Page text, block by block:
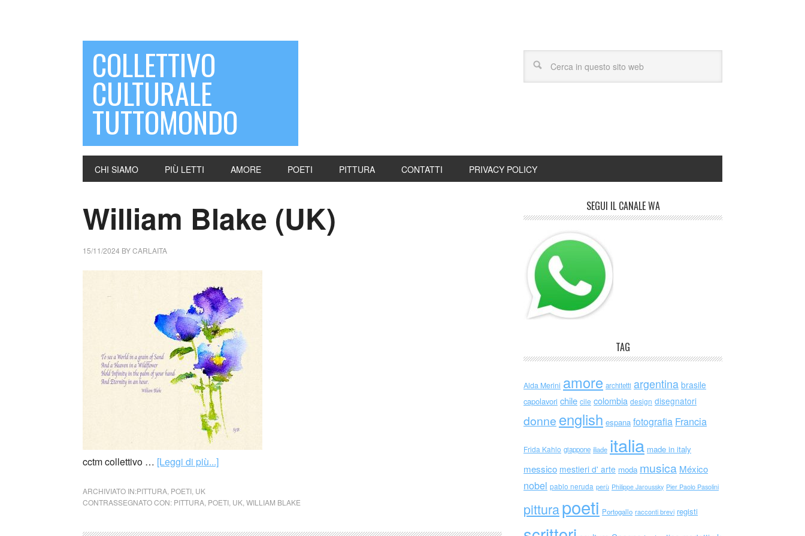
COLLETTIVO
CULTURALE
TUTTOMONDO
CHI SIAMO PIÙ LETTI AMORE POETI PITTURA CONTATTI PRIVACY POLICY
William Blake (UK)
15/11/2024 BYCARLAITA
cctm collettivo … [Leggi di più...]
ARCHIVIATO IN:PITTURA POETI UK
CONTRASSEGNATO CON: PITTURA POETI UK WILLIAM BLAKE
SEGUI IL CANALE WA
TAG
Alda Merini amore architetti argentina brasile
capolavori chile cile colombia design disegnatori
donne english espana fotografia Francia
Frida Kahlo giappone iliade italia made in italy
messico mestieri d' arte moda musica México
nobel pablo neruda perù Philippe Jaroussky Pier Paolo Pasolini
pitturapoeti Portogallo racconti brevi registi